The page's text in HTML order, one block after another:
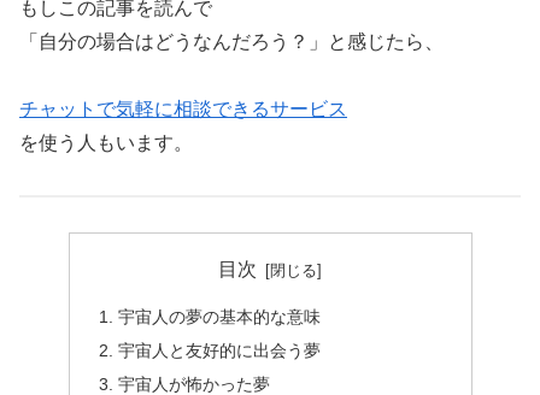
もしこの記事を読んで
「自分の場合はどうなんだろう？」と感じたら、
チャットで気軽に相談できるサービス
を使う人もいます。
目次
宇宙人の夢の基本的な意味
宇宙人と友好的に出会う夢
宇宙人が怖かった夢